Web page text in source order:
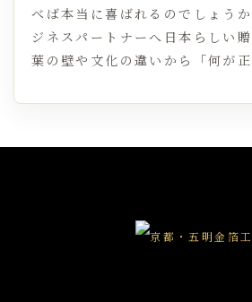
べば本当に喜ばれるのでしょう
ジネスパートナーへ日本らしい
葉の壁や文化の違いから「何が